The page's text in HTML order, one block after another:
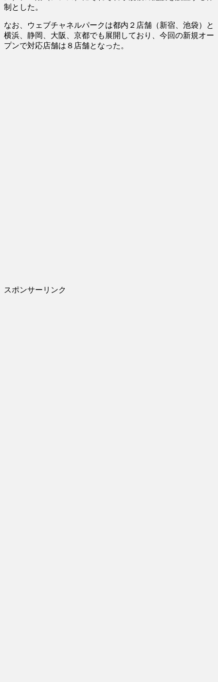
制とした。
なお、ウェブチャネルパークは都内２店舗（新宿、池袋）と
横浜、静岡、大阪、京都でも展開しており、今回の新規オー
プンで対応店舗は８店舗となった。
スポンサーリンク